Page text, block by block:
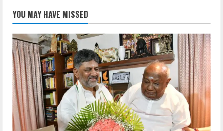
YOU MAY HAVE MISSED